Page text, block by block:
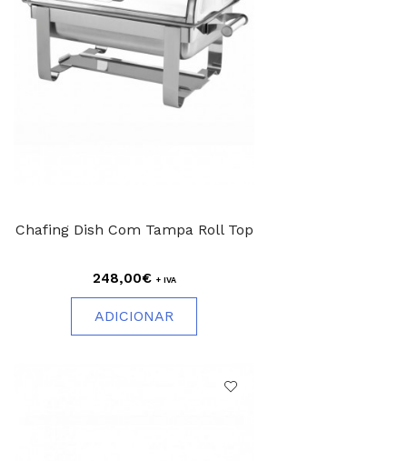
Chafing Dish Com Tampa Roll Top
248,00€ + IVA
ADICIONAR